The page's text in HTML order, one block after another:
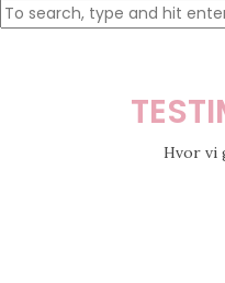
Hvor vi